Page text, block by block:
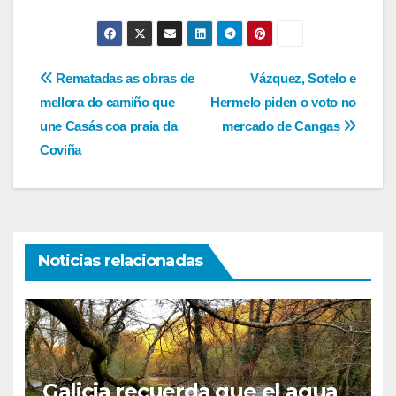
Navegación
de
entradas
Vázquez, Sotelo e
Hermelo piden o voto no
mercado de Cangas
Rematadas as obras de
mellora do camiño que
une Casás coa praia da
Coviña
Noticias relacionadas